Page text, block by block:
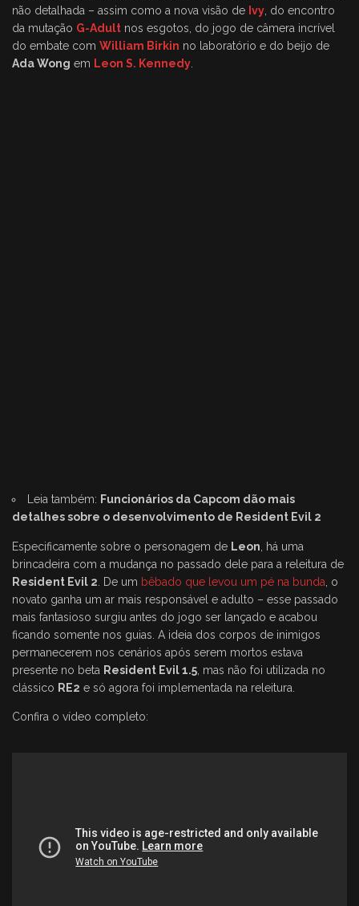
não detalhada – assim como a nova visão de Ivy , do encontro
da mutação G-Adult nos esgotos, do jogo de câmera incrível
do embate com William Birkin no laboratório e do beijo de
Ada Wong em Leon S. Kennedy
Leia também: Funcionários da Capcom dão mais
detalhes sobre o desenvolvimento de Resident Evil 2
Especificamente sobre o personagem de Leon , há uma
brincadeira com a mudança no passado dele para a releitura de
Resident Evil 2 . De um bêbado que levou um pé na bunda , o
novato ganha um ar mais responsável e adulto – esse passado
mais fantasioso surgiu antes do jogo ser lançado e acabou
ficando somente nos guias. A ideia dos corpos de inimigos
permanecerem nos cenários após serem mortos estava
presente no beta Resident Evil 1.5 , mas não foi utilizada no
clássico RE2 e só agora foi implementada na releitura.
Confira o vídeo completo: